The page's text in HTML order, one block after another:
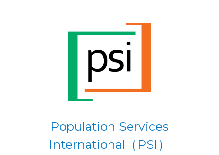
Population Services
International（PSI）